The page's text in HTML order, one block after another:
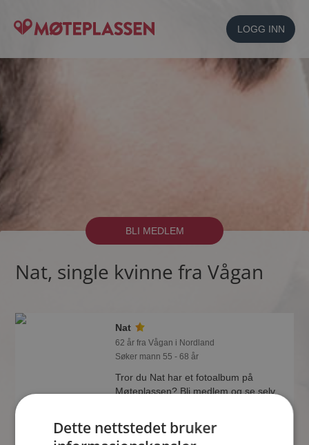
LOGG INN
BLI MEDLEM
Nat, single kvinne fra Vågan
Nat
62 år fra Vågan i Nordland
Søker mann 55 - 68 år
Tror du Nat har et fotoalbum på
Møteplassen? Bli medlem og se selv.
Dette nettstedet bruker